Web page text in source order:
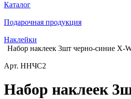
Каталог
Подарочная продукция
Наклейки
Набор наклеек 3шт черно-синие X-
Арт. ННЧС2
Набор наклеек